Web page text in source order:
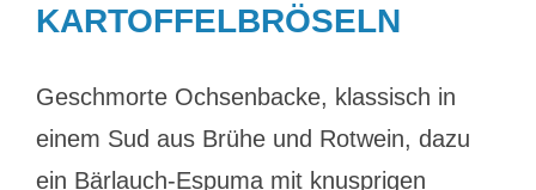
KARTOFFELBRÖSELN
Geschmorte Ochsenbacke, klassisch in
einem Sud aus Brühe und Rotwein, dazu
ein Bärlauch-Espuma mit knusprigen